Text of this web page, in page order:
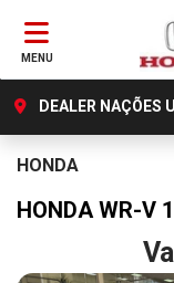
MENU
DEALER NAÇÕES
HONDA
HONDA WR-V